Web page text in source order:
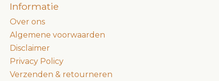
Informatie
Over ons
Algemene voorwaarden
Disclaimer
Privacy Policy
Verzenden & retourneren